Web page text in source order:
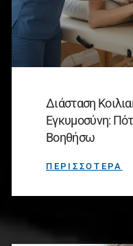
Διάσταση
Εγκυμοσύνη:
Βοηθήσω
ΠΕΡΙΣΣΟΤΕΡΑ